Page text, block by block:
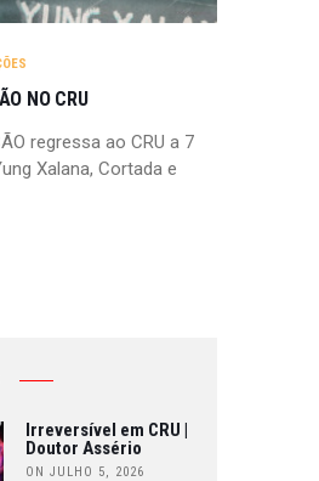
NO CRU
regressa ao CRU a 7
Xalana, Cortada e
Irreversível em CRU |
Doutor Assério
ON JULHO 5, 2026